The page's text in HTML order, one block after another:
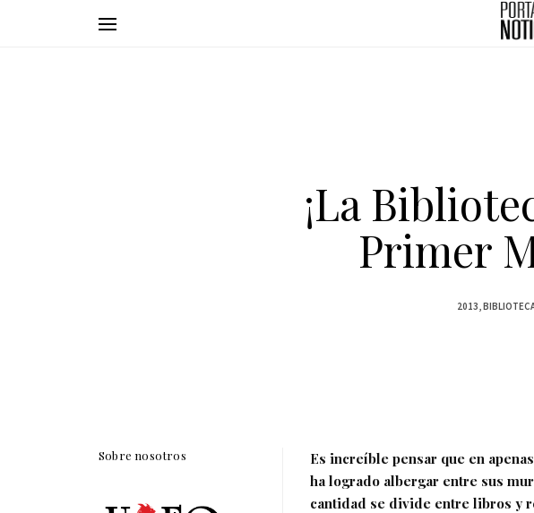
¡La
Primer
2013
Es increíble pensar que en
ha logrado albergar entre sus
cantidad se divide entre libros y
Sobre nosotros